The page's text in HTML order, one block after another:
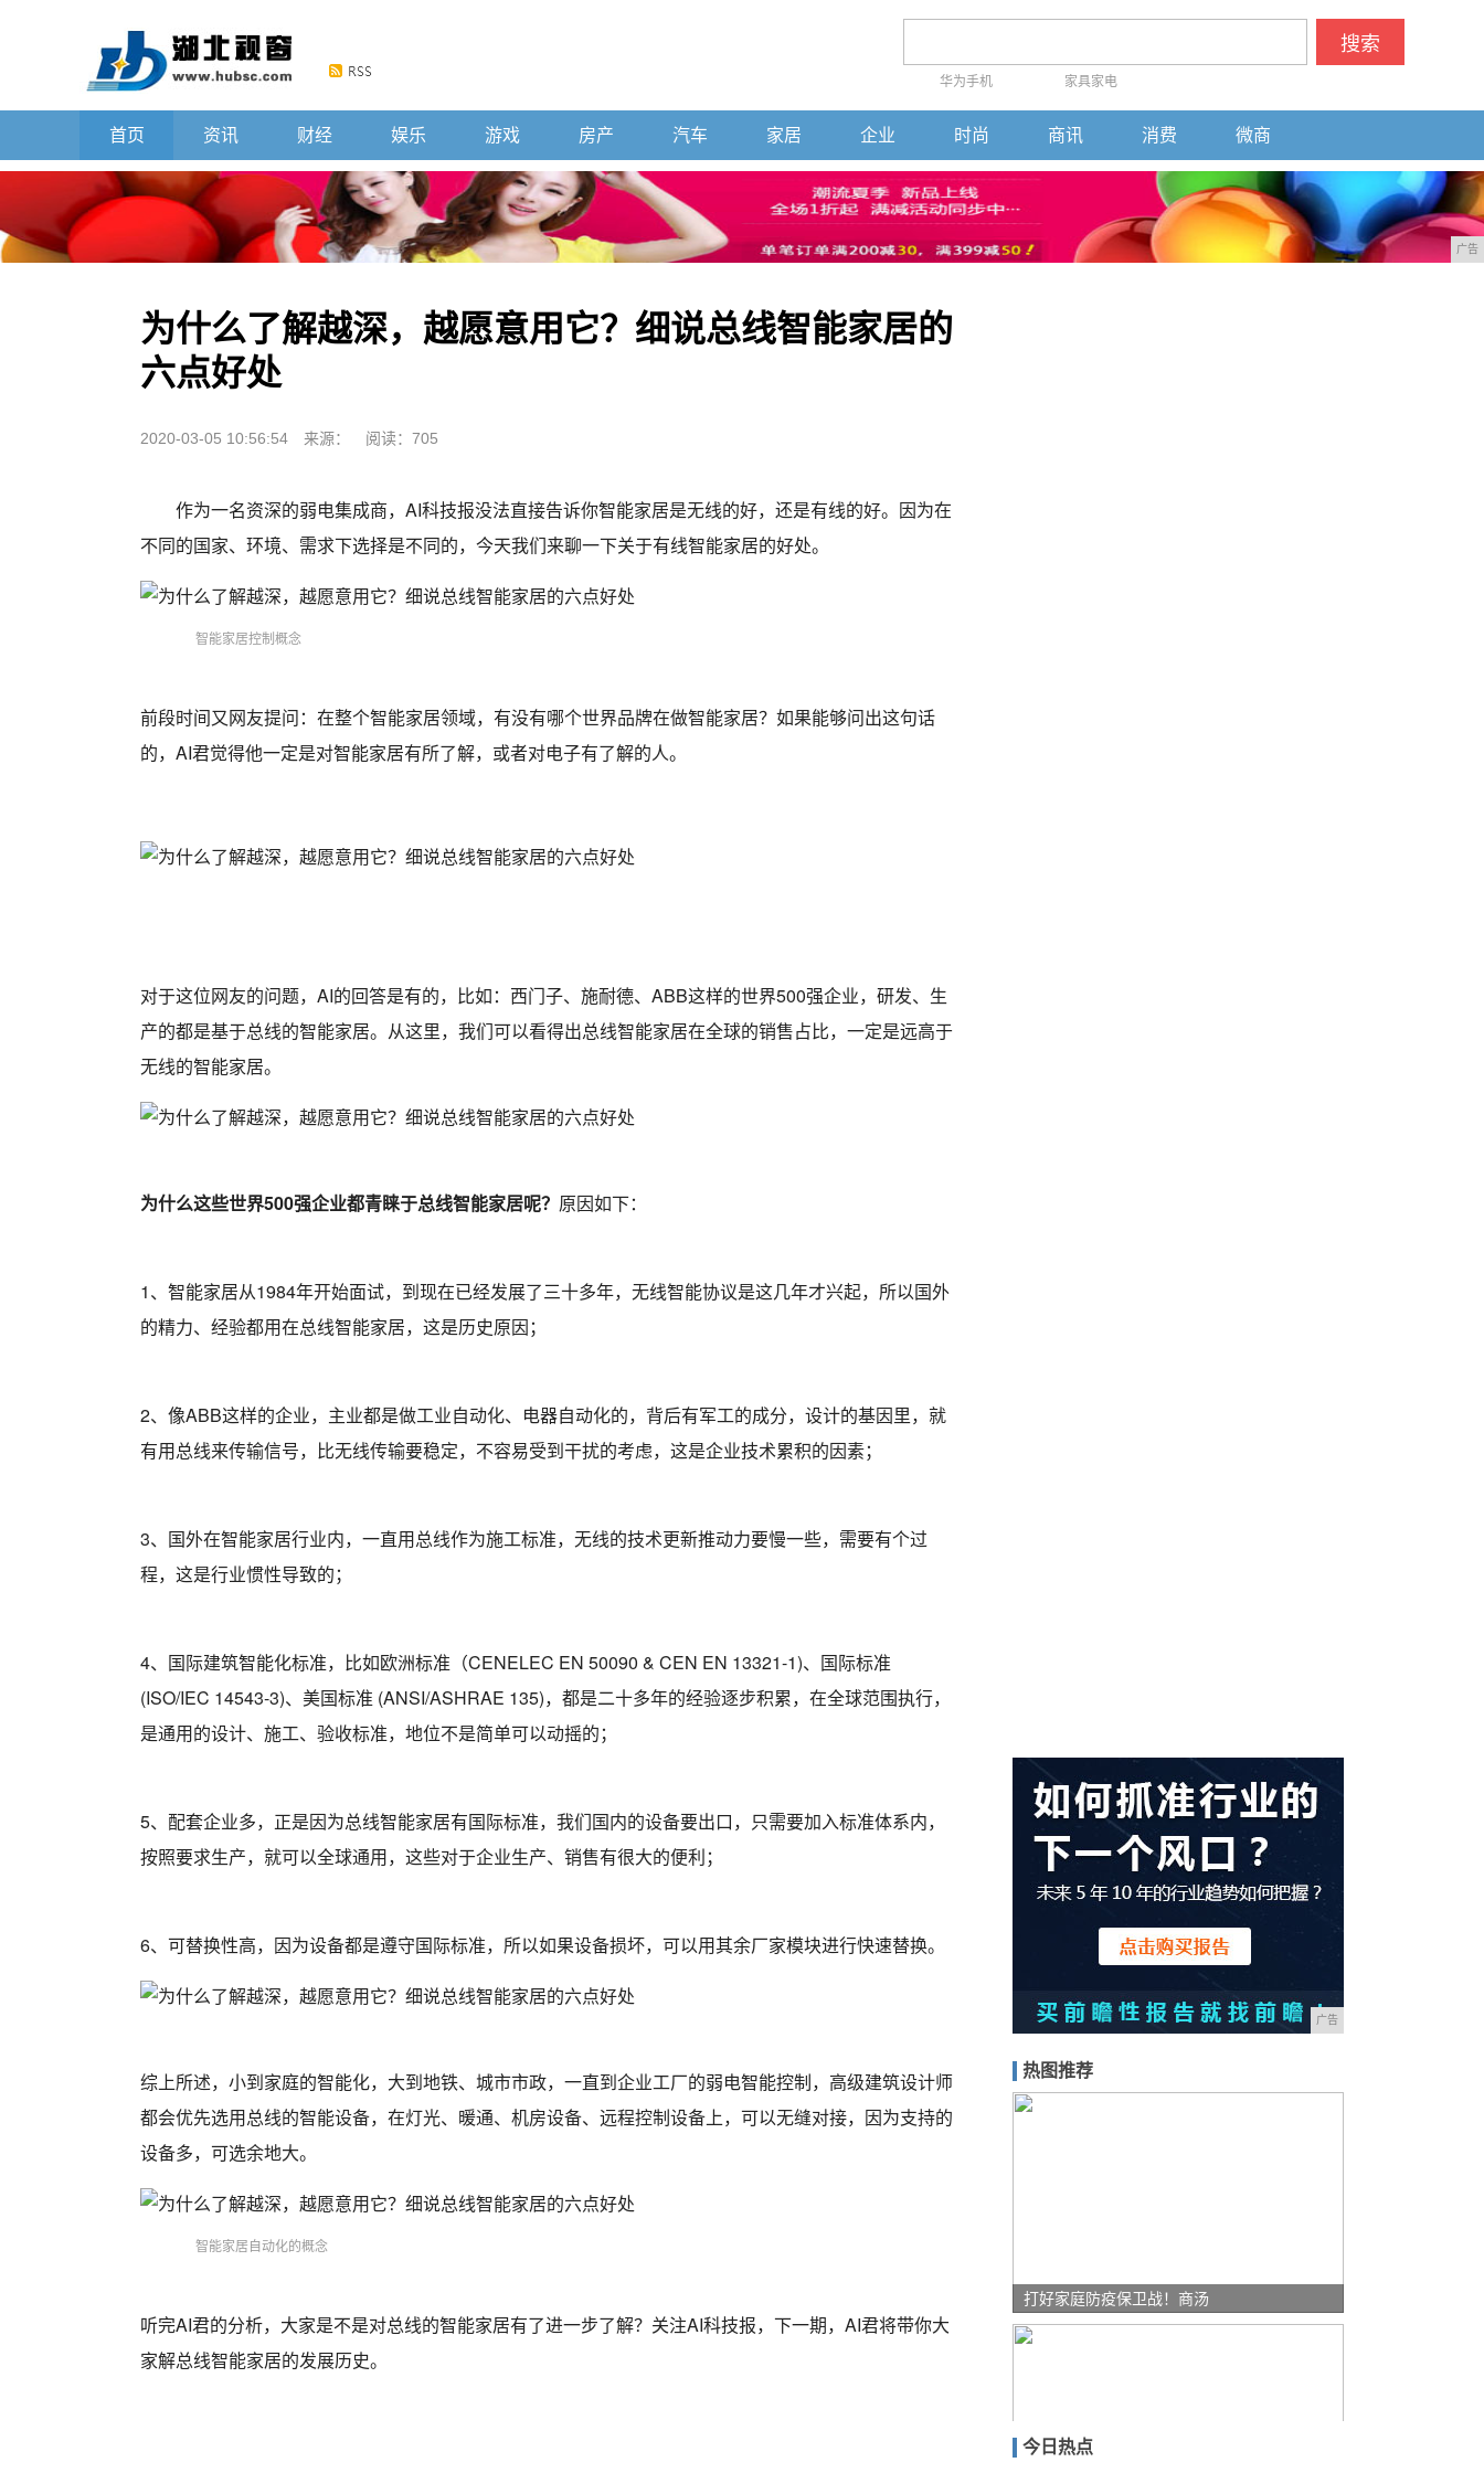
搜索
华为手机 家具家电
首页 资讯 财经 娱乐 游戏 房产 汽车 家居 企业 时尚 商讯 消费 微商
广告
为什么了解越深，越愿意用它？细说总线智能家居的
六点好处
2020-03-05 10:56:54 来源： 阅读：705
作为一名资深的弱电集成商，AI科技报没法直接告诉你智能家居是无线的好，还是有线的好。因为在
不同的国家、环境、需求下选择是不同的，今天我们来聊一下关于有线智能家居的好处。
智能家居控制概念
前段时间又网友提问：在整个智能家居领域，有没有哪个世界品牌在做智能家居？如果能够问出这句话
的，AI君觉得他一定是对智能家居有所了解，或者对电子有了解的人。
对于这位网友的问题，AI的回答是有的，比如：西门子、施耐德、ABB这样的世界500强企业，研发、生
产的都是基于总线的智能家居。从这里，我们可以看得出总线智能家居在全球的销售占比，一定是远高于
无线的智能家居。
为什么这些世界500强企业都青睐于总线智能家居呢？ 原因如下：
1、智能家居从1984年开始面试，到现在已经发展了三十多年，无线智能协议是这几年才兴起，所以国外
的精力、经验都用在总线智能家居，这是历史原因；
2、像ABB这样的企业，主业都是做工业自动化、电器自动化的，背后有军工的成分，设计的基因里，就
有用总线来传输信号，比无线传输要稳定，不容易受到干扰的考虑，这是企业技术累积的因素；
3、国外在智能家居行业内，一直用总线作为施工标准，无线的技术更新推动力要慢一些，需要有个过
程，这是行业惯性导致的；
4、国际建筑智能化标准，比如欧洲标准（CENELEC EN 50090 & CEN EN 13321-1)、国际标准
(ISO/IEC 14543-3)、美国标准 (ANSI/ASHRAE 135)，都是二十多年的经验逐步积累，在全球范围执行，
是通用的设计、施工、验收标准，地位不是简单可以动摇的；
5、配套企业多，正是因为总线智能家居有国际标准，我们国内的设备要出口，只需要加入标准体系内，
按照要求生产，就可以全球通用，这些对于企业生产、销售有很大的便利；
6、可替换性高，因为设备都是遵守国际标准，所以如果设备损坏，可以用其余厂家模块进行快速替换。
综上所述，小到家庭的智能化，大到地铁、城市市政，一直到企业工厂的弱电智能控制，高级建筑设计师
都会优先选用总线的智能设备，在灯光、暖通、机房设备、远程控制设备上，可以无缝对接，因为支持的
设备多，可选余地大。
智能家居自动化的概念
听完AI君的分析，大家是不是对总线的智能家居有了进一步了解？关注AI科技报，下一期，AI君将带你大
家解总线智能家居的发展历史。
广告
热图推荐
打好家庭防疫保卫战！商汤
今日热点